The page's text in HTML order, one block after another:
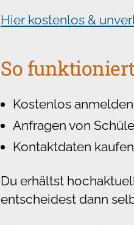
Hier kostenlos &
So
Kostenlos
Anfragen von
Kontaktdaten
Du erhältst
entscheidest dann